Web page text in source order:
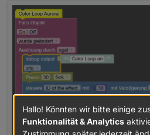
Hallo! Könnten wir bitte einige
Funktionalität & Analytics